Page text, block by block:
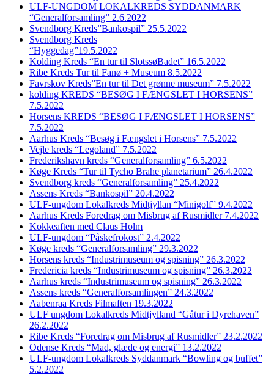
ULF-UNGDOM LOKALKREDS SYDDANMARK
“Generalforsamling” 2.6.2022
Svendborg Kreds”Bankospil” 25.5.2022
Svendborg Kreds
“Hyggedag”19.5.2022
Kolding Kreds “En tur til SlotssøBadet” 16.5.2022
Ribe Kreds Tur til Fanø + Museum 8.5.2022
Favrskov Kreds”En tur til Det grønne museum” 7.5.2022
kolding KREDS “BESØG I FÆNGSLET I HORSENS”
7.5.2022
Horsens KREDS “BESØG I FÆNGSLET I HORSENS”
7.5.2022
Aarhus Kreds “Besøg i Fængslet i Horsens” 7.5.2022
Vejle kreds “Legoland” 7.5.2022
Frederikshavn kreds “Generalforsamling” 6.5.2022
Køge Kreds “Tur til Tycho Brahe planetarium” 26.4.2022
Svendborg kreds “Generalforsamling” 25.4.2022
Assens Kreds “Bankospil” 20.4.2022
ULF-ungdom Lokalkreds Midtjyllan “Minigolf” 9.4.2022
Aarhus Kreds Foredrag om Misbrug af Rusmidler 7.4.2022
Kokkeaften med Claus Holm
ULF-ungdom “Påskefrokost” 2.4.2022
Køge kreds “Generalforsamling” 29.3.2022
Horsens kreds “Industrimuseum og spisning” 26.3.2022
Fredericia kreds “Industrimuseum og spisning” 26.3.2022
Aarhus kreds “Industrimuseum og spisning” 26.3.2022
Assens kreds “Generalforsamlingen” 24.3.2022
Aabenraa Kreds Filmaften 19.3.2022
ULF ungdom Lokalkreds Midtjylland “Gåtur i Dyrehaven”
26.2.2022
Ribe Kreds “Foredrag om Misbrug af Rusmidler” 23.2.2022
Odense Kreds “Mad, glæde og energi” 13.2.2022
ULF-ungdom Lokalkreds Syddanmark “Bowling og buffet”
5.2.2022